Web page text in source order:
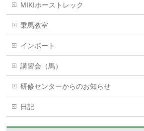
MIKIホーストレック
乗馬教室
インポート
講習会（馬）
研修センターからのお知らせ
日記